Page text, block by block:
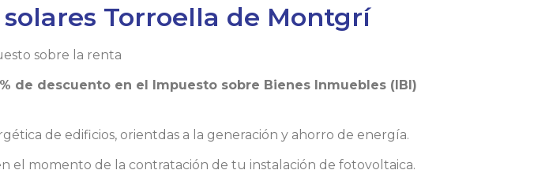
Torroella de Montgrí
sobre la renta
de descuento en el Impuesto sobre Bienes Inmuebles (IBI)
de edificios, orientdas a la generación y ahorro de energía.
el momento de la contratación de tu instalación de fotovoltaica.